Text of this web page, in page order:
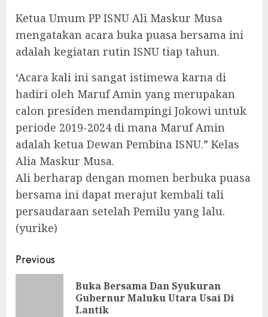
Ketua Umum PP ISNU Ali Maskur Musa
mengatakan acara buka puasa bersama ini
adalah kegiatan rutin ISNU tiap tahun.
‘Acara kali ini sangat istimewa karna di
hadiri oleh Maruf Amin yang merupakan
calon presiden mendampingi Jokowi untuk
periode 2019-2024 di mana Maruf Amin
adalah ketua Dewan Pembina ISNU.” Kelas
Alia Maskur Musa.
Ali berharap dengan momen berbuka puasa
bersama ini dapat merajut kembali tali
persaudaraan setelah Pemilu yang lalu.
(yurike)
Continue
Reading
Previous
Buka Bersama Dan Syukuran
Gubernur Maluku Utara Usai Di
Lantik